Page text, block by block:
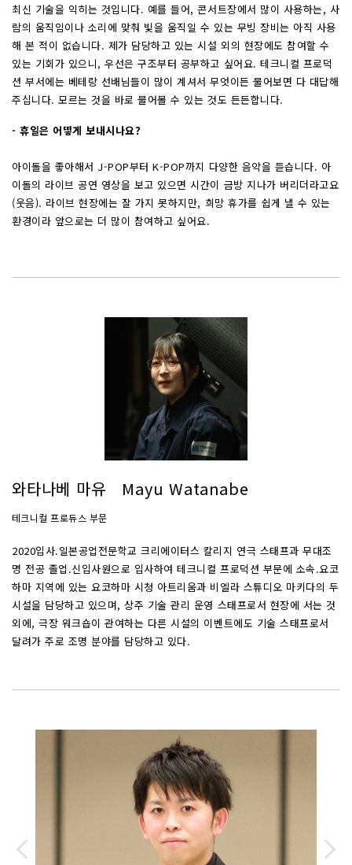
최신 기술을 익히는 것입니다. 예를 들어, 콘서트장에서 많이 사용하는, 사
람의 움직임이나 소리에 맞춰 빛을 움직일 수 있는 무빙 장비는 아직 사용
해 본 적이 없습니다. 제가 담당하고 있는 시설 외의 현장에도 참여할 수
있는 기회가 있으니, 우선은 구조부터 공부하고 싶어요. 테크니컬 프로덕
션 부서에는 베테랑 선배님들이 많이 계셔서 무엇이든 물어보면 다 대답해
주십니다. 모르는 것을 바로 물어볼 수 있는 것도 든든합니다.
- 휴일은 어떻게 보내시나요?
아이돌을 좋아해서 J-POP부터 K-POP까지 다양한 음악을 듣습니다. 아
이돌의 라이브 공연 영상을 보고 있으면 시간이 금방 지나가 버리더라고요
(웃음). 라이브 현장에는 잘 가지 못하지만, 희망 휴가를 쉽게 낼 수 있는
환경이라 앞으로는 더 많이 참여하고 싶어요.
와타나베 마유 Mayu Watanabe
테크니컬 프로듀스 부문
2020입사.일본공업전문학교 크리에이터스 칼리지 연극 스태프과 무대조
명 전공 졸업.신입사원으로 입사하여 테크니컬 프로덕션 부문에 소속.요코
하마 지역에 있는 요코하마 시청 아트리움과 비엘라 스튜디오 마키다의 두
시설을 담당하고 있으며, 상주 기술 관리 운영 스태프로서 현장에 서는 것
외에, 극장 워크숍이 관여하는 다른 시설의 이벤트에도 기술 스태프로서
달려가 주로 조명 분야를 담당하고 있다.